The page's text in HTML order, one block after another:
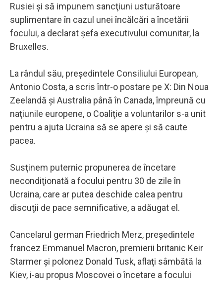
Rusiei şi să impunem sancţiuni usturătoare
suplimentare în cazul unei încălcări a încetării
focului, a declarat şefa executivului comunitar, la
Bruxelles.
La rândul său, preşedintele Consiliului European,
Antonio Costa, a scris într-o postare pe X: Din Noua
Zeelandă şi Australia până în Canada, împreună cu
naţiunile europene, o Coaliţie a voluntarilor s-a unit
pentru a ajuta Ucraina să se apere şi să caute
pacea.
Susţinem puternic propunerea de încetare
necondiţionată a focului pentru 30 de zile în
Ucraina, care ar putea deschide calea pentru
discuţii de pace semnificative, a adăugat el.
Cancelarul german Friedrich Merz, preşedintele
francez Emmanuel Macron, premierii britanic Keir
Starmer şi polonez Donald Tusk, aflaţi sâmbătă la
Kiev, i-au propus Moscovei o încetare a focului